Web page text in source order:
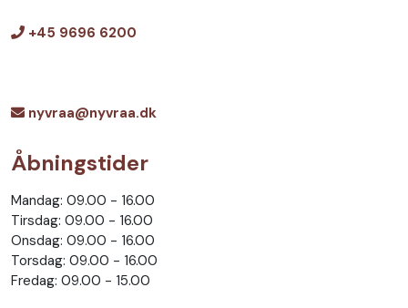
+45 9696 6200
nyvraa@nyvraa.dk
Åbningstider
Mandag: 09.00 - 16.00
Tirsdag: 09.00 - 16.00
Onsdag: 09.00 - 16.00
Torsdag: 09.00 - 16.00
Fredag: 09.00 - 15.00